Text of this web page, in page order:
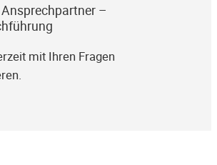
–
mit Ihren Fragen